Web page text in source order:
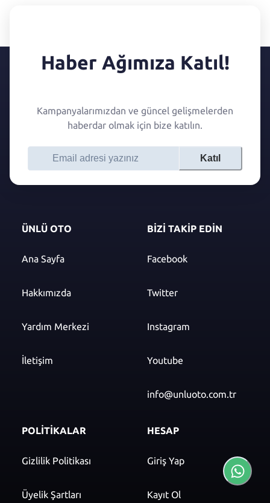
Haber Ağımıza Katıl!
Kampanyalarımızdan ve güncel gelişmelerden
haberdar olmak için bize katılın.
Katıl
ÜNLÜ OTO
Ana Sayfa
Hakkımızda
Yardım Merkezi
İletişim
BİZİ TAKİP EDİN
Facebook
Twitter
Instagram
Youtube
info@unluoto.com.tr
POLİTİKALAR
Gizlilik Politikası
Üyelik Şartları
HESAP
Giriş Yap
Kayıt Ol